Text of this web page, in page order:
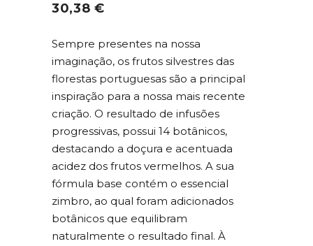
30,38€
Sempre presentes na nossa
imaginação, os frutos silvestres das
florestas portuguesas são a principal
inspiração para a nossa mais recente
criação. O resultado de infusões
progressivas, possui 14 botânicos,
destacando a doçura e acentuada
acidez dos frutos vermelhos. A sua
fórmula base contém o essencial
zimbro, ao qual foram adicionados
botânicos que equilibram
naturalmente o resultado final. À